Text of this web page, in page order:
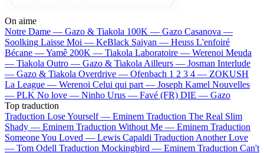
On aime
Notre Dame — Gazo & Tiakola 100K — Gazo Casanova —
Soolking Laisse Moi — KeBlack Saiyan — Heuss L'enfoiré
Bécane —Yamê 200K — Tiakola Laboratoire — Werenoi Meuda
— Tiakola Outro — Gazo & Tiakola Ailleurs — Josman Interlude
— Gazo & Tiakola Overdrive — Ofenbach 1 2 3 4 — ZOKUSH
La League — Werenoi Celui qui part — Joseph Kamel Nouvelles
— PLK No love — Ninho Urus — Favé (FR) DIE — Gazo
Top traduction
Traduction Lose Yourself — Eminem Traduction The Real Slim
Shady — Eminem Traduction Without Me — Eminem Traduction
Someone You Loved — Lewis Capaldi Traduction Another Love
— Tom Odell Traduction Mockingbird — Eminem Traduction Can't